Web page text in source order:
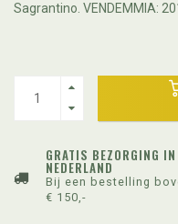
Sagrantino. VENDEMMIA:
GRATIS BEZORGING IN
NEDERLAND
Bij een bestelling
€ 150,-